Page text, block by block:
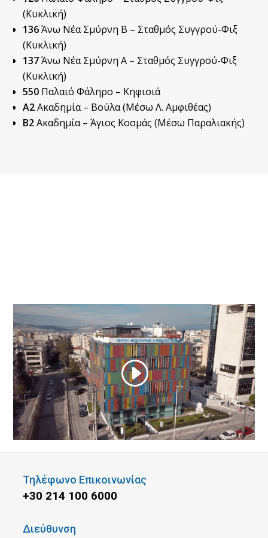
(Κυκλική)
136Άνω Νέα Σμύρνη Β – Σταθμός Συγγρού-Φιξ
(Κυκλική)
137Άνω Νέα Σμύρνη Α – Σταθμός Συγγρού-Φιξ
(Κυκλική)
550 Παλαιό Φάληρο – Κηφισιά
Α2Ακαδημία – Βούλα (Μέσω Λ. Αμφιθέας)
Β2Ακαδημία – Άγιος Κοσμάς (Μέσω Παραλιακής)
Τηλέφωνο Επικοινωνίας
+30 214 100 6000
Διεύθυνση